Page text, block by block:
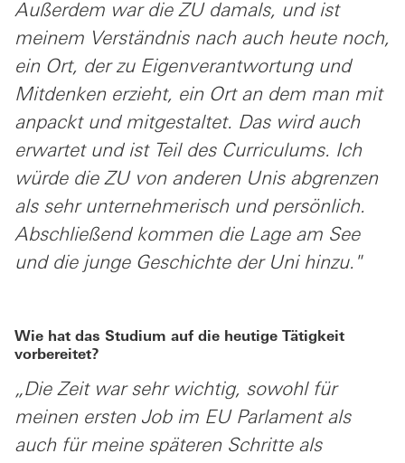
Außerdem war die ZU damals, und ist
meinem Verständnis nach auch heute noch,
ein Ort, der zu Eigenverantwortung und
Mitdenken erzieht, ein Ort an dem man mit
anpackt und mitgestaltet. Das wird auch
erwartet und ist Teil des Curriculums. Ich
würde die ZU von anderen Unis abgrenzen
als sehr unternehmerisch und persönlich.
Abschließend kommen die Lage am See
und die junge Geschichte der Uni hinzu."
Wie hat das Studium auf die heutige Tätigkeit
vorbereitet?
„Die Zeit war sehr wichtig, sowohl für
meinen ersten Job im EU Parlament als
auch für meine späteren Schritte als